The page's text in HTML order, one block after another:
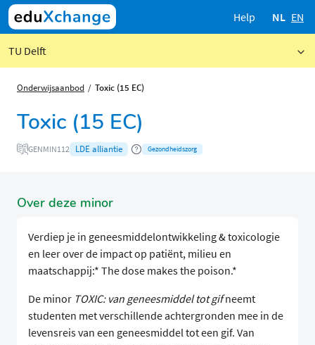
Help NL EN
TU Delft
Onderwijsaanbod Toxic (15 EC)
Toxic (15 EC)
GENMIN112 LDE alliantie Gezondheidszorg
Over deze minor
Verdiep je in geneesmiddelontwikkeling & toxicologie
en leer over de impact op patiënt, milieu en
maatschappij:* The dose makes the poison.*
De minor TOXIC: van geneesmiddel tot gifneemt
studenten met verschillende achtergronden mee in de
levensreis van een geneesmiddel tot een gif. Van